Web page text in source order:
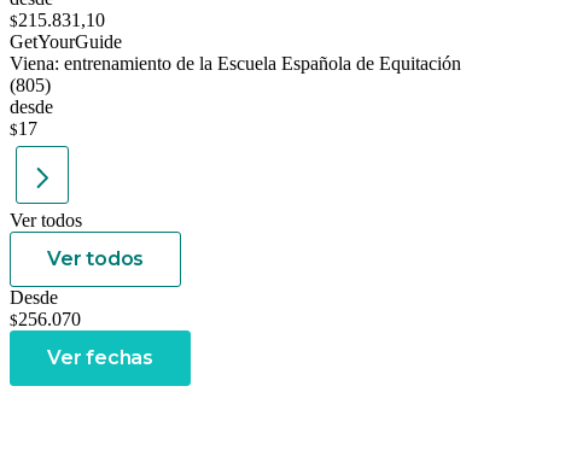
$215.831,10
GetYourGuide
Viena: entrenamiento de la Escuela Española de Equitación
(805)
desde
$17
Ver todos
Ver todos
Desde
$256.070
Ver fechas